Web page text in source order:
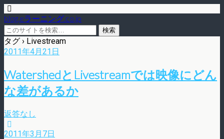
blog.eラーニング.co.jp
タグ › Livestream
2011年4月21日
WatershedとLivestreamでは映像にどん
な差があるか
返答なし
2011年3月7日